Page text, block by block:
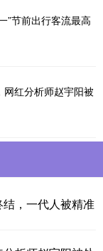
”节前出行客流最高
红分析师赵宇阳被
，一代人被精准